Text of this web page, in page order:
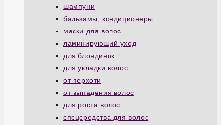
шампуни
бальзамы, кондиционеры
маски для волос
ламинирующий уход
для блондинок
для укладки волос
от перхоти
от выпадения волос
для роста волос
спецсредства для волос